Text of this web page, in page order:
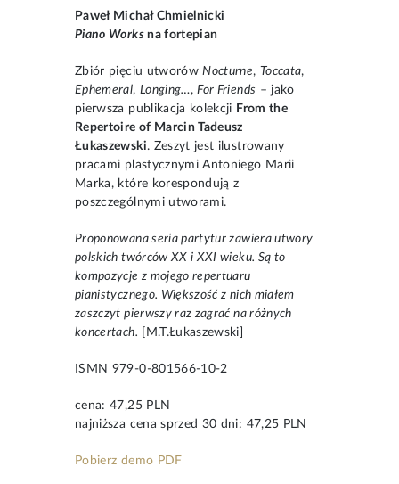
Paweł Michał Chmielnicki
Piano Worksna fortepian
Zbiór pięciu utworówNocturne, Toccata,
Ephemeral, Longing… ,For Friends – jako
pierwsza publikacja kolekcji From the
Repertoire of Marcin Tadeusz
Łukaszewski. Zeszyt jest ilustrowany
pracami plastycznymi Antoniego Marii
Marka, które korespondują z
poszczególnymi utworami.
Proponowana seria partytur zawiera utwory
polskich twórców XX i XXI wieku. Są to
kompozycje z mojego repertuaru
pianistycznego. Większość z nich miałem
zaszczyt pierwszy raz zagrać na różnych
koncertach. [M.T.Łukaszewski]
ISMN 979-0-801566-10-2
cena: 47,25 PLN
najniższa cena sprzed 30 dni: 47,25 PLN
Pobierz demo PDF